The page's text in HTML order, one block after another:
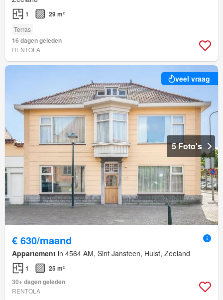
1 29 m²
Terras
16 dagen geleden
RENTOLA
veel vraag
5 Foto's
€ 630/maand
Appartement in 4564 AM, Sint Jansteen, Hulst, Zeeland
1
25 m²
30+ dagen geleden
RENTOLA